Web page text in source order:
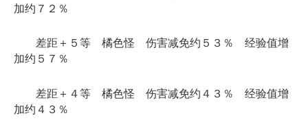
加约７２％
差距＋５等 橘色怪 伤害减免约５３％ 经验值增
加约５７％
差距＋４等 橘色怪 伤害减免约４３％ 经验值增
加约４３％